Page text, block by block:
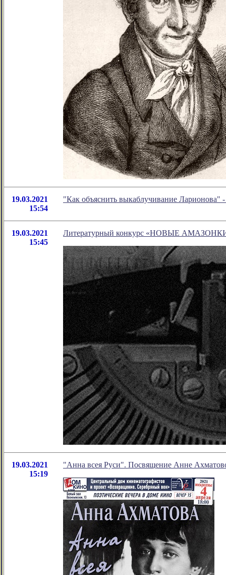
19.03.2021
15:54
"Как объяснить выкаблучивание Ларионова"
19.03.2021
15:45
Литературный конкурс «НОВЫЕ
19.03.2021
15:19
"Анна всея Руси". Посвящение Анне